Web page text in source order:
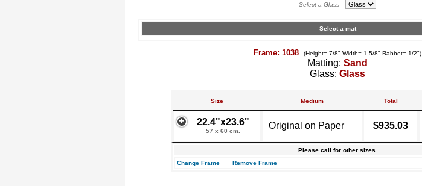
Select a Glass
Select a mat
Frame: 1038 (Height= 7/8" Width= 1 5/8" Rabbet= 1/2")
Matting: Sand
Glass: Glass
Size Medium Total
22.4"x23.6"
57 x 60 cm.
Original on Paper $935.03
Please call for other sizes.
Change Frame
Remove Frame